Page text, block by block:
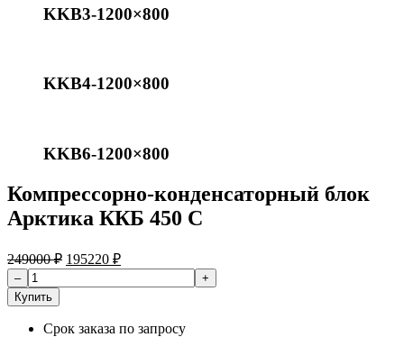
KKB3-1200×800
KKB4-1200×800
KKB6-1200×800
Компрессорно-конденсаторный блок
Арктика ККБ 450 С
249000₽ 195220 ₽
Купить
Срок заказа по запросу